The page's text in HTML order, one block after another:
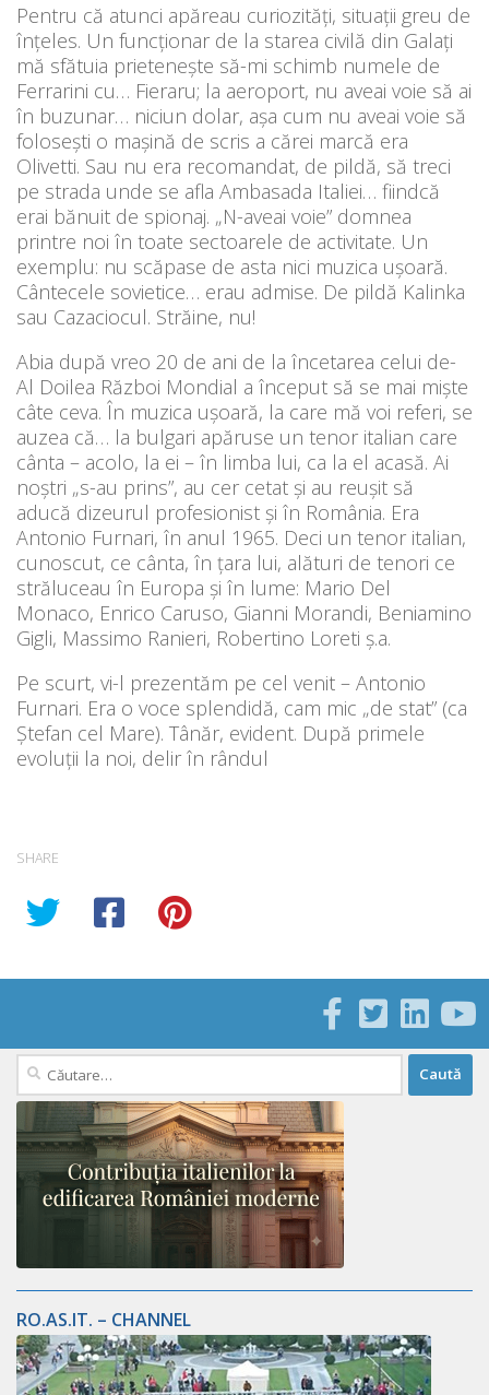
Pentru că atunci apăreau curiozități, situații greu de
înțeles. Un funcționar de la starea civilă din Galați
mă sfătuia prietenește să-mi schimb numele de
Ferrarini cu… Fieraru; la aeroport, nu aveai voie să ai
în buzunar… niciun dolar, așa cum nu aveai voie să
folosești o mașină de scris a cărei marcă era
Olivetti. Sau nu era recomandat, de pildă, să treci
pe strada unde se afla Ambasada Italiei… fiindcă
erai bănuit de spionaj. „N-aveai voie” domnea
printre noi în toate sectoarele de activitate. Un
exemplu: nu scăpase de asta nici muzica ușoară.
Cântecele sovietice… erau admise. De pildă Kalinka
sau Cazaciocul. Străine, nu!
Abia după vreo 20 de ani de la încetarea celui de-
Al Doilea Război Mondial a început să se mai miște
câte ceva. În muzica ușoară, la care mă voi referi, se
auzea că… la bulgari apăruse un tenor italian care
cânta – acolo, la ei – în limba lui, ca la el acasă. Ai
noștri „s-au prins”, au cer cetat și au reușit să
aducă dizeurul profesionist și în România. Era
Antonio Furnari, în anul 1965. Deci un tenor italian,
cunoscut, ce cânta, în țara lui, alături de tenori ce
străluceau în Europa și în lume: Mario Del
Monaco, Enrico Caruso, Gianni Morandi, Beniamino
Gigli, Massimo Ranieri, Robertino Loreti ș.a.
Pe scurt, vi-l prezentăm pe cel venit – Antonio
Furnari. Era o voce splendidă, cam mic „de stat” (ca
Ștefan cel Mare). Tânăr, evident. După primele
evoluții la noi, delir în rândul
SHARE
Caută
după:
RO.AS.IT. – CHANNEL